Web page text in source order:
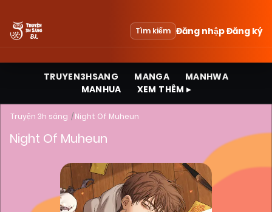
Tìm kiếm Đăng nhậpĐăng ký
TRUYEN3HSANG MANGA
MANHWA
MANHUA
XEM THÊM ▸
Truyện 3h sáng Night Of Muheun
Night Of Muheun